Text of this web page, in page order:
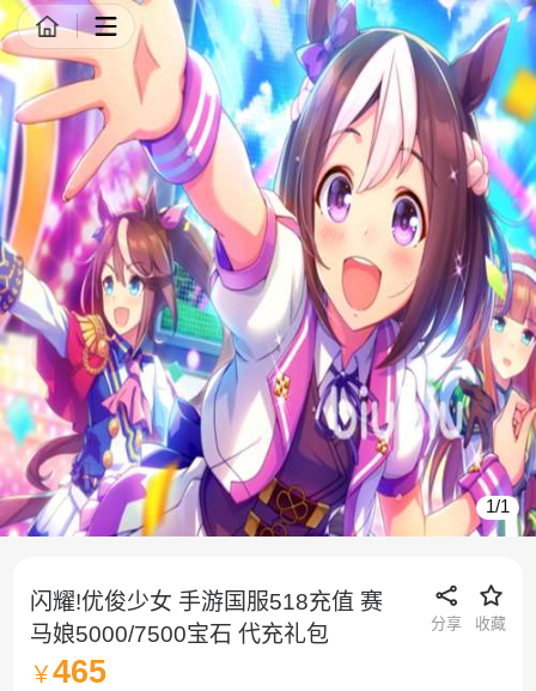
商品详情
1/1
闪耀!优俊少女 手游国服518充值 赛
马娘5000/7500宝石 代充礼包
分享 收藏
￥465